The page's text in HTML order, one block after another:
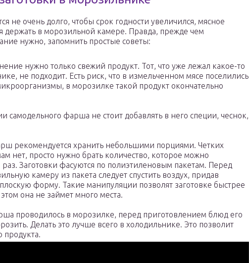
не очень долго, чтобы срок годности увеличился, мясное
держать в морозильной камере. Правда, прежде чем
нужно, запомнить простые советы:
нужно только свежий продукт. Тот, что уже лежал какое-то
не подходит. Есть риск, что в измельченном мясе поселились
в морозилке такой продукт окончательно
самодельного фарша не стоит добавлять в него специи, чеснок,
рекомендуется хранить небольшими порциями. Четких
нет, просто нужно брать количество, которое можно
раз. Заготовки фасуются по полиэтиленовым пакетам. Перед
камеру из пакета следует спустить воздух, придав
форму. Такие манипуляции позволят заготовке быстрее
она не займет много места.
проводилось в морозилке, перед приготовлением блюд его
Делать это лучше всего в холодильнике. Это позволит
продукта.